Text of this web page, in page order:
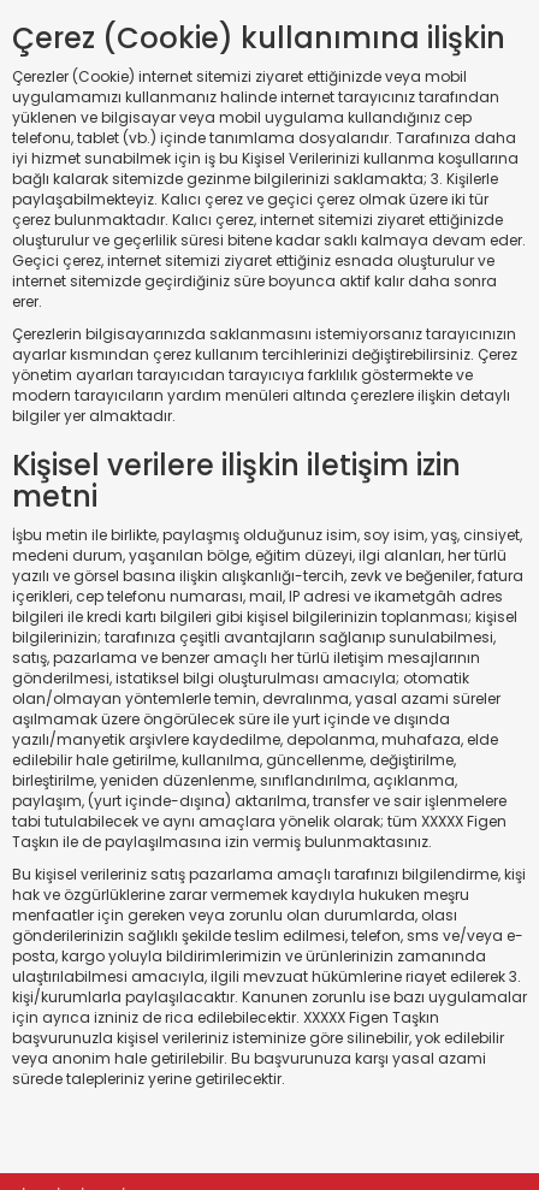
Çerez (Cookie) kullanımına ilişkin
Çerezler (Cookie) internet sitemizi ziyaret ettiğinizde veya mobil
uygulamamızı kullanmanız halinde internet tarayıcınız tarafından
yüklenen ve bilgisayar veya mobil uygulama kullandığınız cep
telefonu, tablet (vb.) içinde tanımlama dosyalarıdır. Tarafınıza daha
iyi hizmet sunabilmek için iş bu Kişisel Verilerinizi kullanma koşullarına
bağlı kalarak sitemizde gezinme bilgilerinizi saklamakta; 3. Kişilerle
paylaşabilmekteyiz. Kalıcı çerez ve geçici çerez olmak üzere iki tür
çerez bulunmaktadır. Kalıcı çerez, internet sitemizi ziyaret ettiğinizde
oluşturulur ve geçerlilik süresi bitene kadar saklı kalmaya devam eder.
Geçici çerez, internet sitemizi ziyaret ettiğiniz esnada oluşturulur ve
internet sitemizde geçirdiğiniz süre boyunca aktif kalır daha sonra
erer.
Çerezlerin bilgisayarınızda saklanmasını istemiyorsanız tarayıcınızın
ayarlar kısmından çerez kullanım tercihlerinizi değiştirebilirsiniz. Çerez
yönetim ayarları tarayıcıdan tarayıcıya farklılık göstermekte ve
modern tarayıcıların yardım menüleri altında çerezlere ilişkin detaylı
bilgiler yer almaktadır.
Kişisel verilere ilişkin iletişim izin
metni
İşbu metin ile birlikte, paylaşmış olduğunuz isim, soy isim, yaş, cinsiyet,
medeni durum, yaşanılan bölge, eğitim düzeyi, ilgi alanları, her türlü
yazılı ve görsel basına ilişkin alışkanlığı-tercih, zevk ve beğeniler, fatura
içerikleri, cep telefonu numarası, mail, IP adresi ve ikametgâh adres
bilgileri ile kredi kartı bilgileri gibi kişisel bilgilerinizin toplanması; kişisel
bilgilerinizin; tarafınıza çeşitli avantajların sağlanıp sunulabilmesi,
satış, pazarlama ve benzer amaçlı her türlü iletişim mesajlarının
gönderilmesi, istatiksel bilgi oluşturulması amacıyla; otomatik
olan/olmayan yöntemlerle temin, devralınma, yasal azami süreler
aşılmamak üzere öngörülecek süre ile yurt içinde ve dışında
yazılı/manyetik arşivlere kaydedilme, depolanma, muhafaza, elde
edilebilir hale getirilme, kullanılma, güncellenme, değiştirilme,
birleştirilme, yeniden düzenlenme, sınıflandırılma, açıklanma,
paylaşım, (yurt içinde-dışına) aktarılma, transfer ve sair işlenmelere
tabi tutulabilecek ve aynı amaçlara yönelik olarak; tüm XXXXX Figen
Taşkın ile de paylaşılmasına izin vermiş bulunmaktasınız.
Bu kişisel verileriniz satış pazarlama amaçlı tarafınızı bilgilendirme, kişi
hak ve özgürlüklerine zarar vermemek kaydıyla hukuken meşru
menfaatler için gereken veya zorunlu olan durumlarda, olası
gönderilerinizin sağlıklı şekilde teslim edilmesi, telefon, sms ve/veya e-
posta, kargo yoluyla bildirimlerimizin ve ürünlerinizin zamanında
ulaştırılabilmesi amacıyla, ilgili mevzuat hükümlerine riayet edilerek 3.
kişi/kurumlarla paylaşılacaktır. Kanunen zorunlu ise bazı uygulamalar
için ayrıca izniniz de rica edilebilecektir. XXXXX Figen Taşkın
başvurunuzla kişisel verileriniz isteminize göre silinebilir, yok edilebilir
veya anonim hale getirilebilir. Bu başvurunuza karşı yasal azami
sürede talepleriniz yerine getirilecektir.